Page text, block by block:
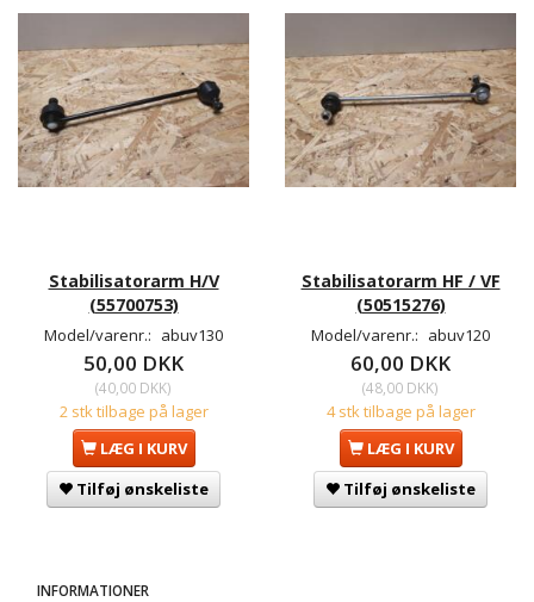
Stabilisatorarm H/V
(55700753)
Model/varenr.: abuv130
50,00 DKK
(40,00 DKK)
2 stk tilbage på lager
LÆG I KURV
Tilføj ønskeliste
Stabilisatorarm HF / VF
(50515276)
Model/varenr.: abuv120
60,00 DKK
(48,00 DKK)
4 stk tilbage på lager
LÆG I KURV
Tilføj ønskeliste
INFORMATIONER